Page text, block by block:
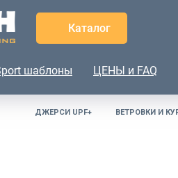
Каталог
шаблоны ЦЕНЫ и FAQ
ДЖЕРСИ UPF+ ВЕТРОВКИ И